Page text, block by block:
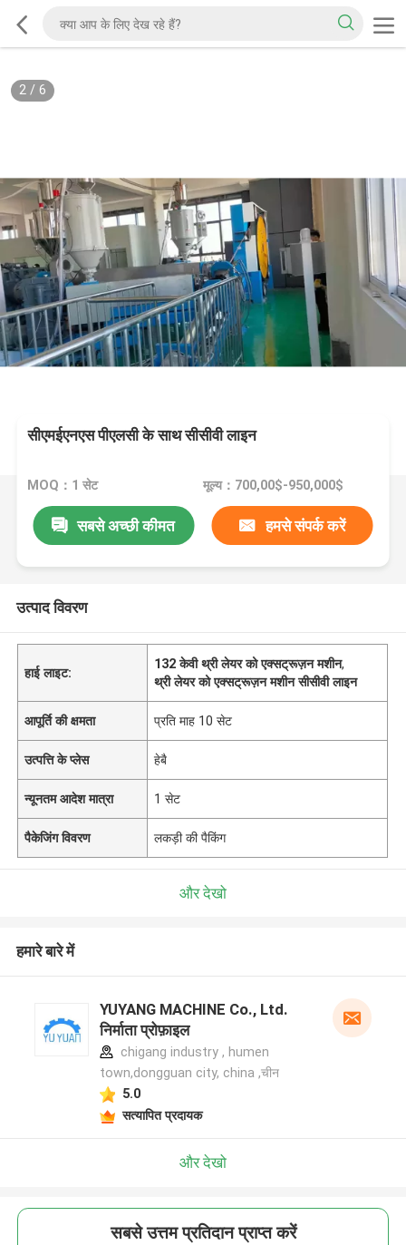
2/ 6
सीएमईएनएस पीएलसी के साथ सीसीवी लाइन
MOQ：1 सेट मूल्य：700,00$-950,000$
सबसे अच्छी कीमत हमसे संपर्क करें
उत्पाद विवरण
हाई लाइट:
132 केवी थ्री लेयर को एक्सट्रूज़न मशीन,
थ्री लेयर को एक्सट्रूज़न मशीन सीसीवी लाइन
आपूर्ति की क्षमता प्रति माह 10 सेट
उत्पत्ति के प्लेस हेबै
न्यूनतम आदेश मात्रा 1 सेट
पैकेजिंग विवरण लकड़ी की पैकिंग
और देखो
हमारे बारे में
YUYANG MACHINE Co., Ltd.
निर्माता प्रोफ़ाइल
chigang industry , humen
town,dongguan city, china ,चीन
5.0
सत्यापित प्रदायक
और देखो
सबसे उत्तम प्रतिदान प्राप्त करें